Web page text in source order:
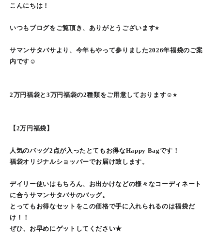
こんにちは！
いつもブログをご覧頂き、ありがとうございます⭐︎
サマンサタバサより、今年もやって参りました2026年福袋のご案
内です☺︎
2万円福袋と3万円福袋の2種類をご用意しております☺︎⭐︎
【2万円福袋】
人気のバッグ2点が入ったとてもお得なHappy Bagです！
福袋オリジナルショッパーでお届け致します。
デイリー使いはもちろん、お出かけなどの様々なコーディネート
に合うサマンサタバサのバッグ。
とってもお得なセットをこの価格で手に入れられるのは福袋だ
け！！
ぜひ、お早めにゲットしてください★